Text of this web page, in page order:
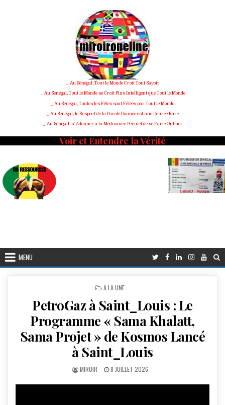
_ Au Sénégal, Tout le Monde Croit Tout Savoir
_ Au Sénégal, Tout le Monde se Croit Plus Intelligent que Tout le Monde
_ Au Sénégal, Toutes les Fêtes sont Fêtées par Tout le Monde
_ Au Sénégal, le Respect de la Parole Donnée est une Denrée Rare
_ Au Sénégal, s' Adonner à la Médisance Permet de se Faire Oublier
Voir et Entendre la Vérité
MENU
POSTED
A LA UNE
PetroGaz à Saint_Louis : Le
Programme « Sama Khalatt,
Sama Projet » de Kosmos Lancé
à Saint_Louis
AUTHOR:
MIROIR
PUBLISHED
8 JUILLET 2026